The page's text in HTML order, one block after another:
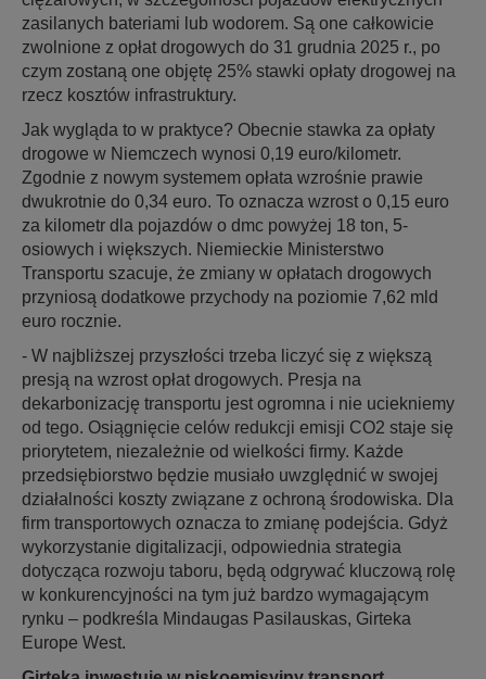
zasilanych bateriami lub wodorem. Są one całkowicie
zwolnione z opłat drogowych do 31 grudnia 2025 r., po
czym zostaną one objętę 25% stawki opłaty drogowej na
rzecz kosztów infrastruktury.
Jak wygląda to w praktyce? Obecnie stawka za opłaty
drogowe w Niemczech wynosi 0,19 euro/kilometr.
Zgodnie z nowym systemem opłata wzrośnie prawie
dwukrotnie do 0,34 euro. To oznacza wzrost o 0,15 euro
za kilometr dla pojazdów o dmc powyżej 18 ton, 5-
osiowych i większych. Niemieckie Ministerstwo
Transportu szacuje, że zmiany w opłatach drogowych
przyniosą dodatkowe przychody na poziomie 7,62 mld
euro rocznie.
- W najbliższej przyszłości trzeba liczyć się z większą
presją na wzrost opłat drogowych. Presja na
dekarbonizację transportu jest ogromna i nie uciekniemy
od tego. Osiągnięcie celów redukcji emisji CO2 staje się
priorytetem, niezależnie od wielkości firmy. Każde
przedsiębiorstwo będzie musiało uwzględnić w swojej
działalności koszty związane z ochroną środowiska. Dla
firm transportowych oznacza to zmianę podejścia. Gdyż
wykorzystanie digitalizacji, odpowiednia strategia
dotycząca rozwoju taboru, będą odgrywać kluczową rolę
w konkurencyjności na tym już bardzo wymagającym
rynku – podkreśla Mindaugas Pasilauskas, Girteka
Europe West.